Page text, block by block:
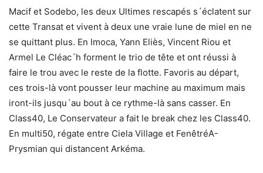
Macif et Sodebo, les deux Ultimes rescapés s´éclatent sur
cette Transat et vivent à deux une vraie lune de miel en ne
se quittant plus. En Imoca, Yann Eliès, Vincent Riou et
Armel Le Cléac´h forment le trio de tête et ont réussi à
faire le trou avec le reste de la flotte. Favoris au départ,
ces trois-là vont pousser leur machine au maximum mais
iront-ils jusqu´au bout à ce rythme-là sans casser. En
Class40, Le Conservateur a fait le break chez les Class40.
En multi50, régate entre Ciela Village et FenêtréA-
Prysmian qui distancent Arkéma.